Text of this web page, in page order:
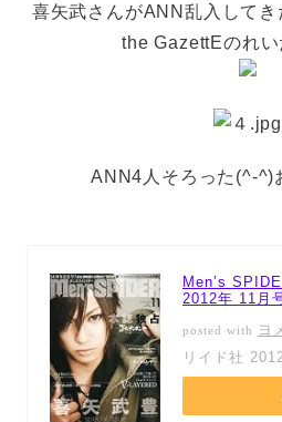
喜矢武さんがANN乱入して
the GazettEのれ
ANN4人そろった(^-^)
Men’s
2012年 11月
posted with
ヨ
リイド社